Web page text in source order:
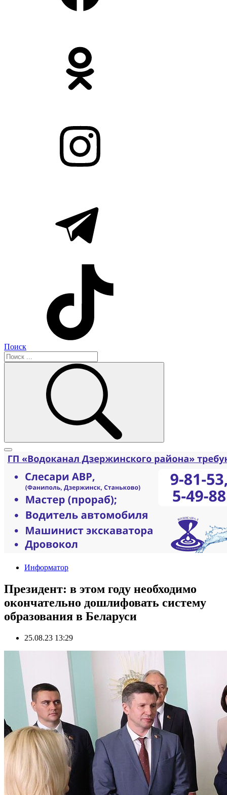
Поиск
Информатор
Президент: в этом году необходимо
окончательно дошлифовать систему
образования в Беларуси
25.08.23 13:29